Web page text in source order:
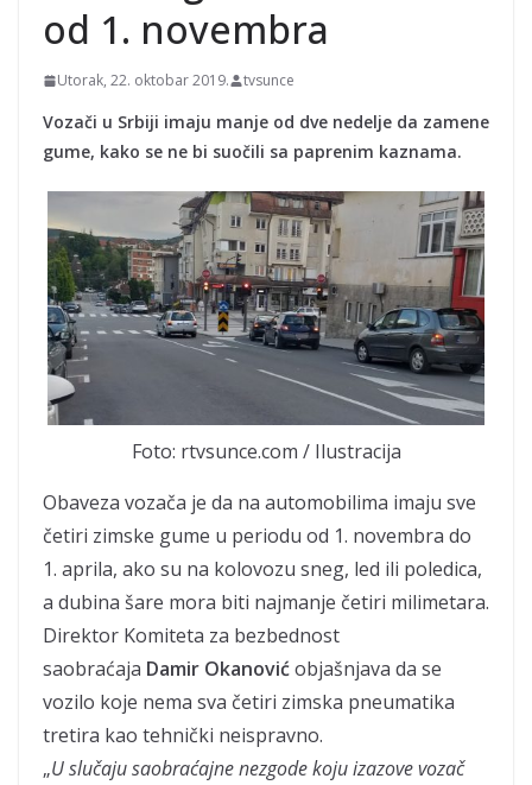
od 1. novembra
Utorak, 22. oktobar 2019. tvsunce
Vozači u Srbiji imaju manje od dve nedelje da zamene
gume, kako se ne bi suočili sa paprenim kaznama.
Foto: rtvsunce.com / Ilustracija
Obaveza vozača je da na automobilima imaju sve
četiri zimske gume u periodu od 1. novembra do
1. aprila, ako su na kolovozu sneg, led ili poledica,
a dubina šare mora biti najmanje četiri milimetara.
Direktor Komiteta za bezbednost
saobraćaja Damir Okanovićobjašnjava da se
vozilo koje nema sva četiri zimska pneumatika
tretira kao tehnički neispravno.
„U slučaju saobraćajne nezgode koju izazove vozač